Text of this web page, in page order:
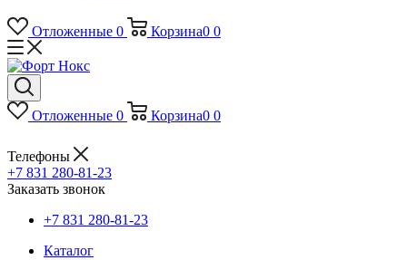
Отложенные 0 Корзина0 0
Отложенные 0 Корзина0 0
Телефоны
+7 831 280-81-23
Заказать звонок
+7 831 280-81-23
Каталог